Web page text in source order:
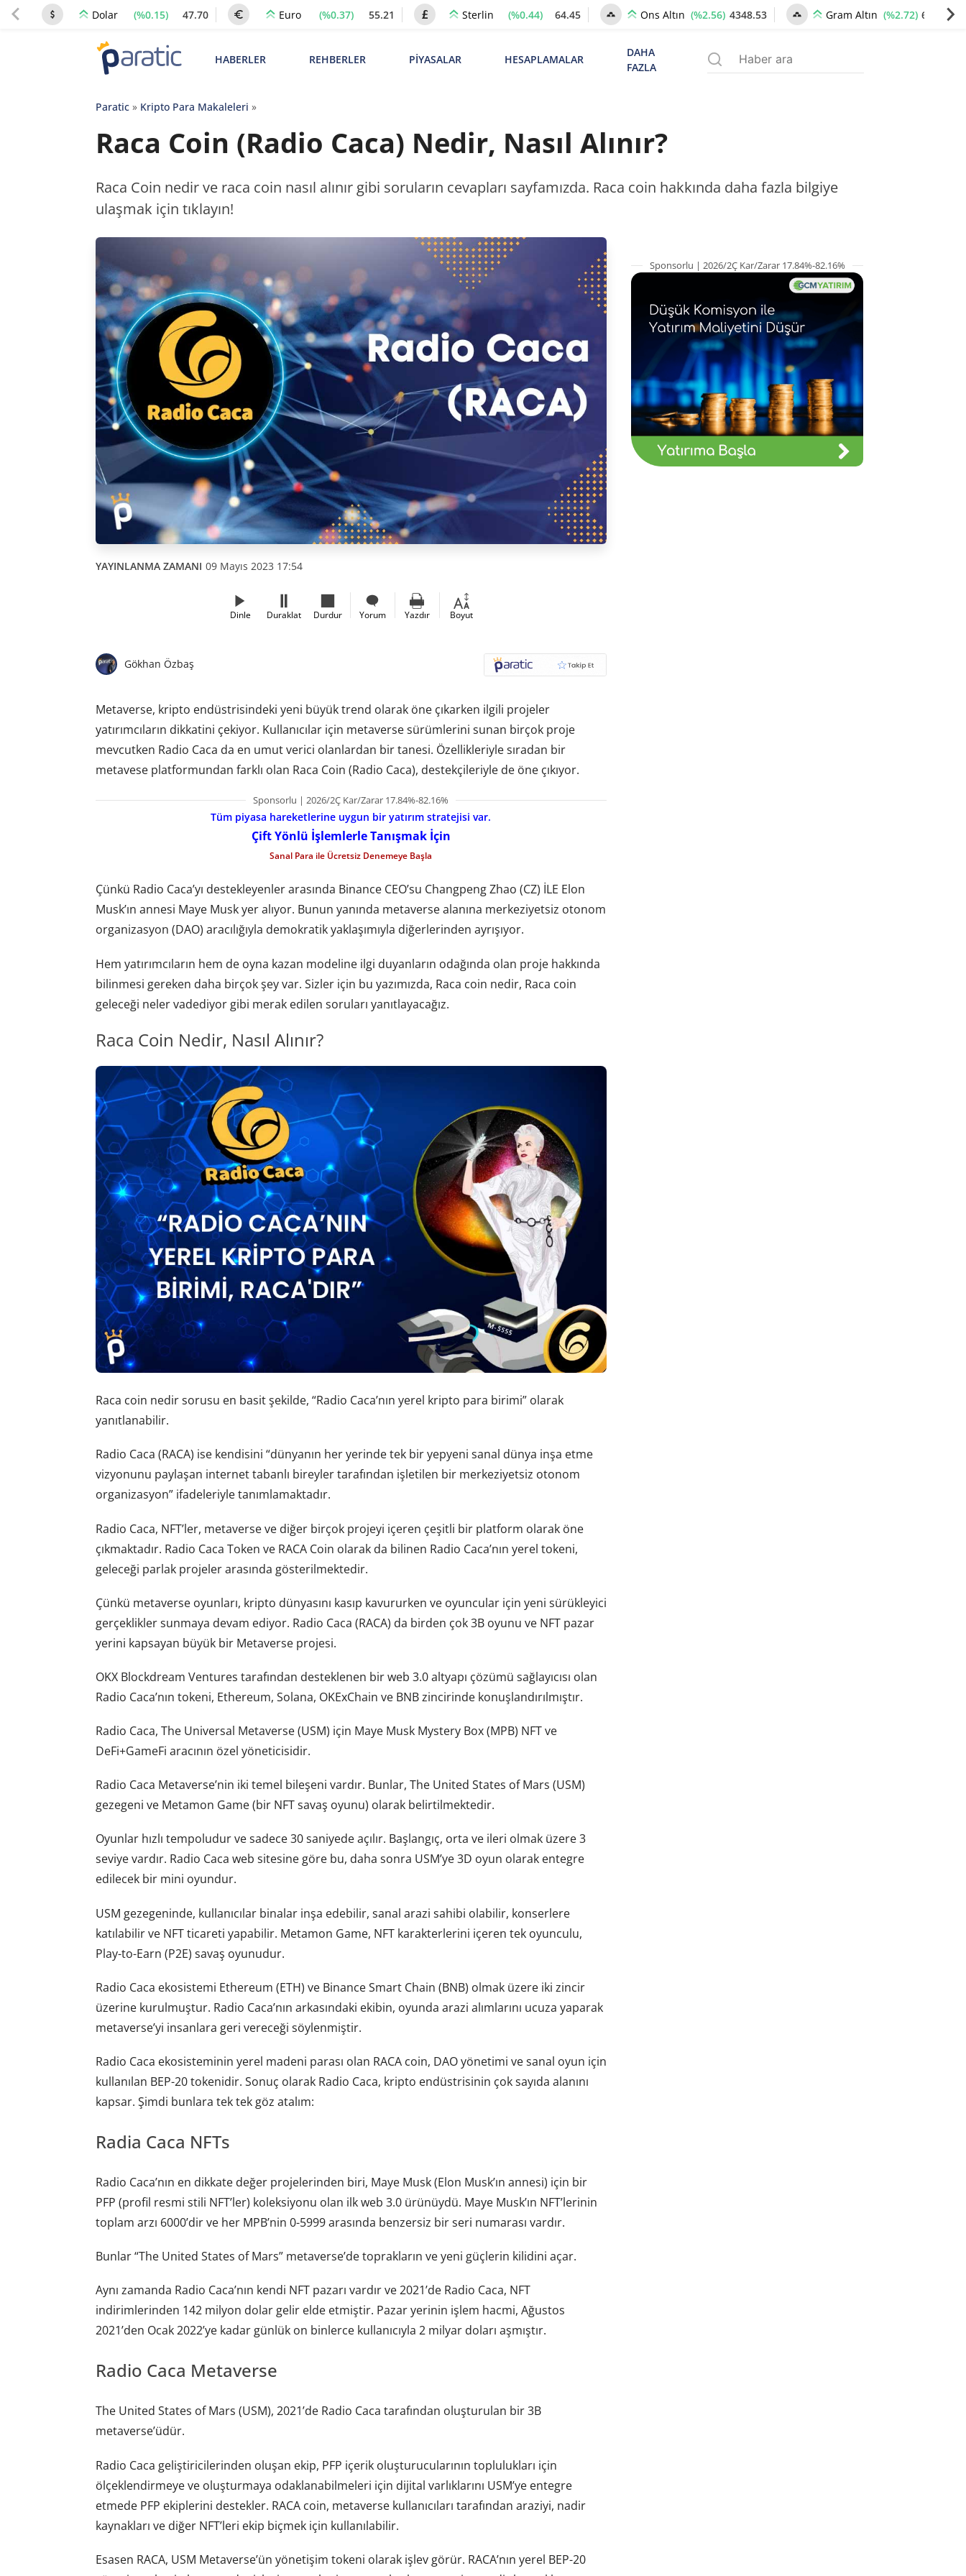
Dolar (%0.15) 47.70 Euro (%0.37) 55.21 Sterlin (%0.44) 64.45 Ons Altın (%2.56) 4348.53 Gram Altın (%2.72) 6668.88
HABERLER REHBERLER PİYASALAR HESAPLAMALAR
DAHA
FAZLA
Paratic» Kripto Para Makaleleri »
Raca Coin (Radio Caca) Nedir, Nasıl Alınır?
Raca Coin nedir ve raca coin nasıl alınır gibi soruların cevapları sayfamızda. Raca coin hakkında daha fazla bilgiye
ulaşmak için tıklayın!
YAYINLANMA ZAMANI 09 Mayıs 2023 17:54
Dinle Duraklat Durdur Yorum Yazdır Boyut
Gökhan Özbaş
Metaverse, kripto endüstrisindeki yeni büyük trend olarak öne çıkarken ilgili projeler
yatırımcıların dikkatini çekiyor. Kullanıcılar için metaverse sürümlerini sunan birçok proje
mevcutken Radio Caca da en umut verici olanlardan bir tanesi. Özellikleriyle sıradan bir
metavese platformundan farklı olan Raca Coin (Radio Caca), destekçileriyle de öne çıkıyor.
Sponsorlu | 2026/2Ç Kar/Zarar 17.84%-82.16%
Tüm piyasa hareketlerine uygun bir yatırım stratejisi var.
Çift Yönlü İşlemlerle Tanışmak İçin
Sanal Para ile Ücretsiz Denemeye Başla
Çünkü Radio Caca’yı destekleyenler arasında Binance CEO’su Changpeng Zhao (CZ) İLE Elon
Musk’ın annesi Maye Musk yer alıyor. Bunun yanında metaverse alanına merkeziyetsiz otonom
organizasyon (DAO) aracılığıyla demokratik yaklaşımıyla diğerlerinden ayrışıyor.
Hem yatırımcıların hem de oyna kazan modeline ilgi duyanların odağında olan proje hakkında
bilinmesi gereken daha birçok şey var. Sizler için bu yazımızda, Raca coin nedir, Raca coin
geleceği neler vadediyor gibi merak edilen soruları yanıtlayacağız.
Raca Coin Nedir, Nasıl Alınır?
Raca coin nedir sorusu en basit şekilde, “Radio Caca’nın yerel kripto para birimi” olarak
yanıtlanabilir.
Radio Caca (RACA) ise kendisini “dünyanın her yerinde tek bir yepyeni sanal dünya inşa etme
vizyonunu paylaşan internet tabanlı bireyler tarafından işletilen bir merkeziyetsiz otonom
organizasyon” ifadeleriyle tanımlamaktadır.
Radio Caca, NFT’ler, metaverse ve diğer birçok projeyi içeren çeşitli bir platform olarak öne
çıkmaktadır. Radio Caca Token ve RACA Coin olarak da bilinen Radio Caca’nın yerel tokeni,
geleceği parlak projeler arasında gösterilmektedir.
Çünkü metaverse oyunları, kripto dünyasını kasıp kavururken ve oyuncular için yeni sürükleyici
gerçeklikler sunmaya devam ediyor. Radio Caca (RACA) da birden çok 3B oyunu ve NFT pazar
yerini kapsayan büyük bir Metaverse projesi.
OKX Blockdream Ventures tarafından desteklenen bir web 3.0 altyapı çözümü sağlayıcısı olan
Radio Caca’nın tokeni, Ethereum, Solana, OKExChain ve BNB zincirinde konuşlandırılmıştır.
Radio Caca, The Universal Metaverse (USM) için Maye Musk Mystery Box (MPB) NFT ve
DeFi+GameFi aracının özel yöneticisidir.
Radio Caca Metaverse’nin iki temel bileşeni vardır. Bunlar, The United States of Mars (USM)
gezegeni ve Metamon Game (bir NFT savaş oyunu) olarak belirtilmektedir.
Oyunlar hızlı tempoludur ve sadece 30 saniyede açılır. Başlangıç, orta ve ileri olmak üzere 3
seviye vardır. Radio Caca web sitesine göre bu, daha sonra USM’ye 3D oyun olarak entegre
edilecek bir mini oyundur.
USM gezegeninde, kullanıcılar binalar inşa edebilir, sanal arazi sahibi olabilir, konserlere
katılabilir ve NFT ticareti yapabilir. Metamon Game, NFT karakterlerini içeren tek oyunculu,
Play-to-Earn (P2E) savaş oyunudur.
Radio Caca ekosistemi Ethereum (ETH) ve Binance Smart Chain (BNB) olmak üzere iki zincir
üzerine kurulmuştur. Radio Caca’nın arkasındaki ekibin, oyunda arazi alımlarını ucuza yaparak
metaverse’yi insanlara geri vereceği söylenmiştir.
Radio Caca ekosisteminin yerel madeni parası olan RACA coin, DAO yönetimi ve sanal oyun için
kullanılan BEP-20 tokenidir. Sonuç olarak Radio Caca, kripto endüstrisinin çok sayıda alanını
kapsar. Şimdi bunlara tek tek göz atalım:
Radia Caca NFTs
Radio Caca’nın en dikkate değer projelerinden biri, Maye Musk (Elon Musk’ın annesi) için bir
PFP (profil resmi stili NFT’ler) koleksiyonu olan ilk web 3.0 ürünüydü. Maye Musk’ın NFT’lerinin
toplam arzı 6000’dir ve her MPB’nin 0-5999 arasında benzersiz bir seri numarası vardır.
Bunlar “The United States of Mars” metaverse’de toprakların ve yeni güçlerin kilidini açar.
Aynı zamanda Radio Caca’nın kendi NFT pazarı vardır ve 2021’de Radio Caca, NFT
indirimlerinden 142 milyon dolar gelir elde etmiştir. Pazar yerinin işlem hacmi, Ağustos
2021’den Ocak 2022’ye kadar günlük on binlerce kullanıcıyla 2 milyar doları aşmıştır.
Radio Caca Metaverse
The United States of Mars (USM), 2021’de Radio Caca tarafından oluşturulan bir 3B
metaverse’üdür.
Radio Caca geliştiricilerinden oluşan ekip, PFP içerik oluşturucularının toplulukları için
ölçeklendirmeye ve oluşturmaya odaklanabilmeleri için dijital varlıklarını USM’ye entegre
etmede PFP ekiplerini destekler. RACA coin, metaverse kullanıcıları tarafından araziyi, nadir
kaynakları ve diğer NFT’leri ekip biçmek için kullanılabilir.
Esasen RACA, USM Metaverse’ün yönetişim tokeni olarak işlev görür. RACA’nın yerel BEP-20
Sponsorlu | 2026/2Ç Kar/Zarar 17.84%-82.16%